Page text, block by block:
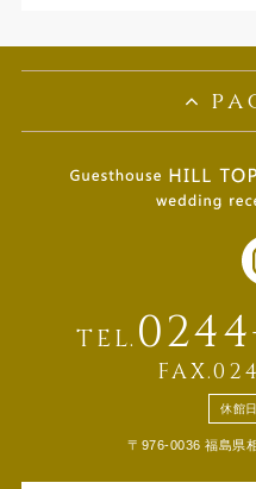
TEL.
休館
〒976-0036 福島県